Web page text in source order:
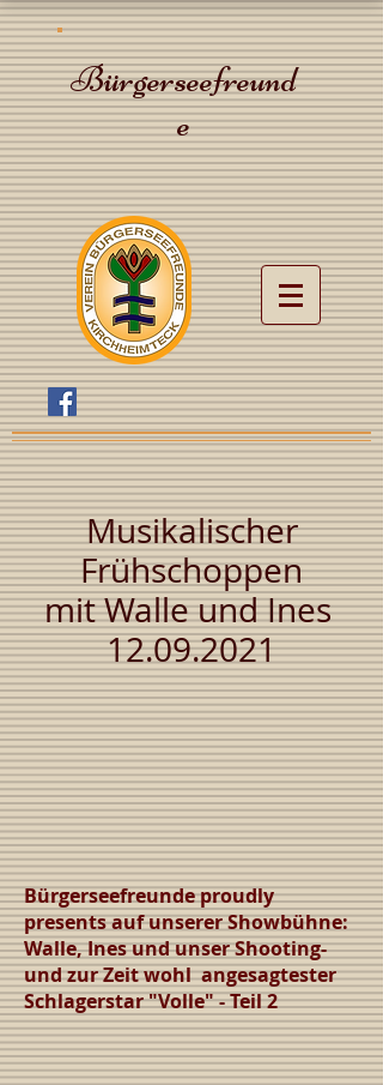
Bürgerseefreund
e
Musikalischer
Frühschoppen
mit Walle und Ines
12.09.2021
Bürgerseefreunde proudly
presents auf unserer Showbühne:
Walle, Ines und unser Shooting-
und zur Zeit wohl angesagtester
Schlagerstar "Volle" - Teil 2